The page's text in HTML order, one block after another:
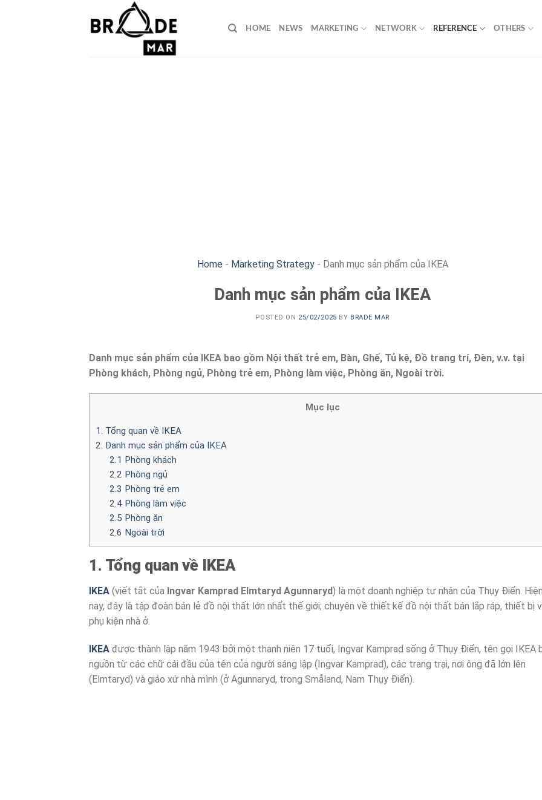
HOME NEWS MARKETING NETWORK REFERENCE OTHERS
Home - Marketing Strategy- Danh mục sản phẩm của IKEA
Danh mục sản phẩm của IKEA
POSTED ON 25/02/2025 BY BRADE MAR
Danh mục sản phẩm của IKEA bao gồm Nội thất trẻ em, Bàn, Ghế, Tủ kệ, Đồ trang trí, Đèn, v.v. tại
Phòng khách, Phòng ngủ, Phòng trẻ em, Phòng làm việc, Phòng ăn, Ngoài trời.
Mục lục
1. Tổng quan về IKEA
2. Danh mục sản phẩm của IKEA
2.1 Phòng khách
2.2 Phòng ngủ
2.3 Phòng trẻ em
2.4 Phòng làm việc
2.5 Phòng ăn
2.6 Ngoài trời
1. Tổng quan về IKEA
IKEA (viết tắt của Ingvar Kamprad Elmtaryd Agunnaryd) là một doanh nghiệp tư nhân của Thụy Điển.
nay, đây là tập đoàn bán lẻ đồ nội thất lớn nhất thế giới; chuyên về thiết kế đồ nội thất bán lắp ráp, thiết bị
phụ kiện nhà ở.
IKEA được thành lập năm 1943 bởi một thanh niên 17 tuổi, Ingvar Kamprad sống ở Thụy Điển, tên gọi IKEA
nguồn từ các chữ cái đầu của tên của người sáng lập (Ingvar Kamprad), các trang trại, nơi ông đã lớn lên
(Elmtaryd) và giáo xứ nhà mình (ở Agunnaryd, trong Småland, Nam Thụy Điển).